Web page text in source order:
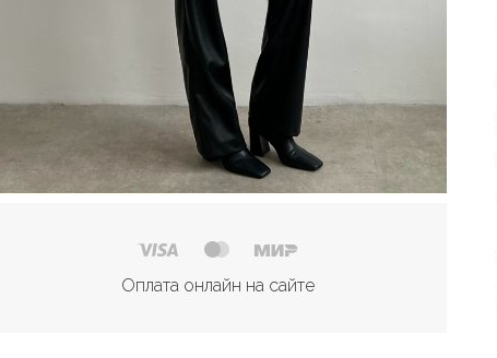
Оплата онлайн на сайте